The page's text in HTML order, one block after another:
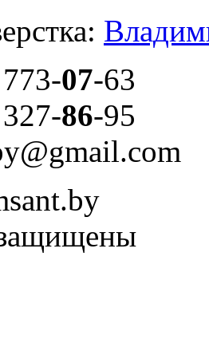
773-07-63
327-86-95